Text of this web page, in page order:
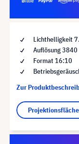
Lichthelligkeit
Auflösung
Format 16:10
Zur